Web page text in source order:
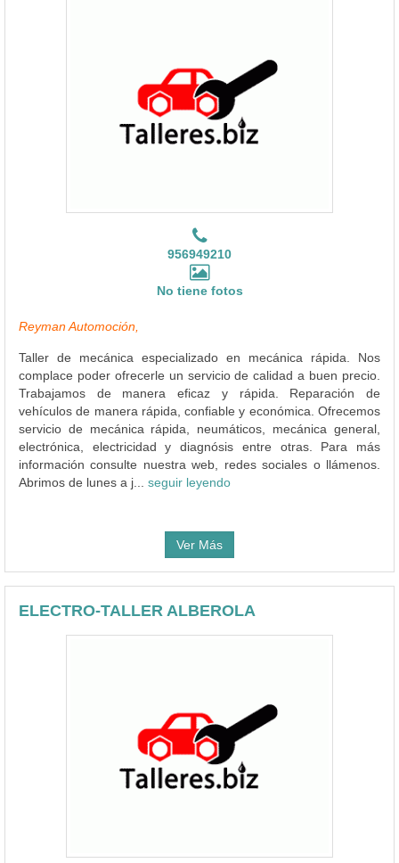
956949210
No tiene fotos
Reyman Automoción,
Taller de mecánica especializado en mecánica rápida. Nos
complace poder ofrecerle un servicio de calidad a buen precio.
Trabajamos de manera eficaz y rápida. Reparación de
vehículos de manera rápida, confiable y económica. Ofrecemos
servicio de mecánica rápida, neumáticos, mecánica general,
electrónica, electricidad y diagnósis entre otras. Para más
información consulte nuestra web, redes sociales o llámenos.
Abrimos de lunes a j... seguir leyendo
Ver Más
ELECTRO-TALLER ALBEROLA